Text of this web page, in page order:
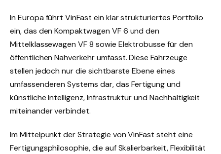
In Europa führt VinFast ein klar strukturiertes Portfolio
ein, das den Kompaktwagen VF 6 und den
Mittelklassewagen VF 8 sowie Elektrobusse für den
öffentlichen Nahverkehr umfasst. Diese Fahrzeuge
stellen jedoch nur die sichtbarste Ebene eines
umfassenderen Systems dar, das Fertigung und
künstliche Intelligenz, Infrastruktur und Nachhaltigkeit
miteinander verbindet.
Im Mittelpunkt der Strategie von VinFast steht eine
Fertigungsphilosophie, die auf Skalierbarkeit, Flexibilität